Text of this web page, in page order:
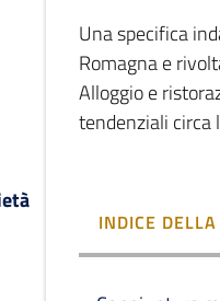
Una specifica
Romagna e
Alloggio e
tendenziali circa
INDICE